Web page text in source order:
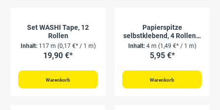
Set WASHI Tape, 12
Rollen
Inhalt: 117 m (0,17 €* / 1 m)
19,90 €*
Warenkorb
Papierspitze
selbstklebend, 4 Rollen à
1 m
Inhalt: 4 m (1,49 €* / 1 m)
5,95 €*
Warenkorb